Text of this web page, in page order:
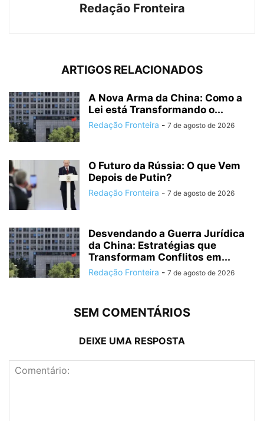
Redação Fronteira
ARTIGOS RELACIONADOS
A Nova Arma da China: Como a
Lei está Transformando o...
Redação Fronteira - 7 de agosto de 2026
O Futuro da Rússia: O que Vem
Depois de Putin?
Redação Fronteira - 7 de agosto de 2026
Desvendando a Guerra Jurídica
da China: Estratégias que
Transformam Conflitos em...
Redação Fronteira - 7 de agosto de 2026
SEM COMENTÁRIOS
DEIXE UMA RESPOSTA